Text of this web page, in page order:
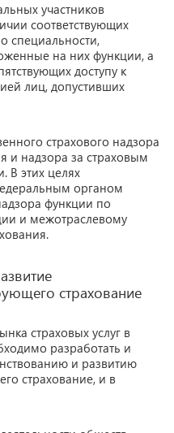
участников
соответствующих
специальности,
на них функции, а
доступу к
лиц, допустивших
страхового надзора
и надзора за страховым
В этих целях
органом
функции по
и межотраслевому
страхование
страховых услуг в
разработать и
и развитию
страхование, и в